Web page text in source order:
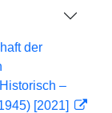
der
–
[2021]